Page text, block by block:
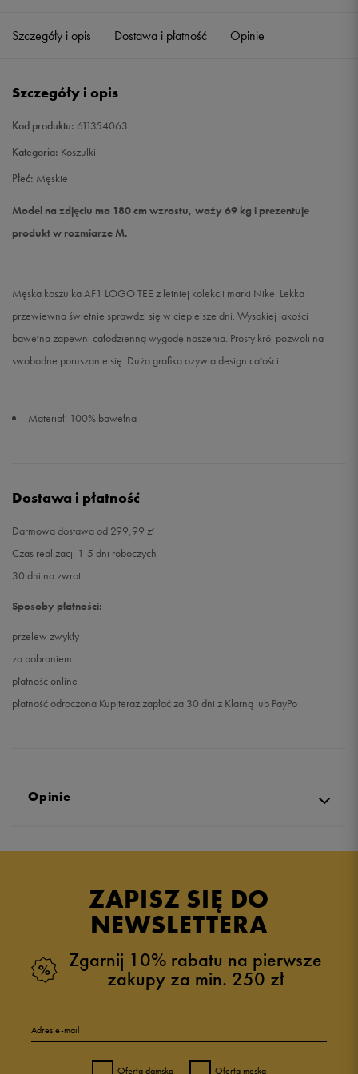
M Powiadom o dostępności
XXL Powiadom o dostępności
Szczegóły i opis Dostawa i płatność Opinie
Szczegóły i opis
Kod produktu: 611354063
Kategoria: Koszulki
Płeć: Męskie
Model na zdjęciu ma 180 cm wzrostu, waży 69 kg i prezentuje
produkt w rozmiarze M.
Męska koszulka AF1 LOGO TEE z letniej kolekcji marki Nike. Lekka i
przewiewna świetnie sprawdzi się w cieplejsze dni. Wysokiej jakości
bawełna zapewni całodzienną wygodę noszenia. Prosty krój pozwoli na
swobodne poruszanie się. Duża grafika ożywia design całości.
Materiał: 100% bawełna
Dostawa i płatność
Darmowa dostawa od 299,99 zł
Czas realizacji 1-5 dni roboczych
30 dni na zwrot
Sposoby płatności:
przelew zwykły
za pobraniem
płatność online
płatność odroczona Kup teraz zapłać za 30 dni z Klarną lub PayPo
Opinie
ZAPISZ SIĘ DO
NEWSLETTERA
Zgarnij 10% rabatu na pierwsze
zakupy za min. 250 zł
Adres e-mail
Oferta damska Oferta męska